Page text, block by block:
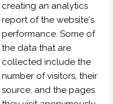
creating an analytics
report of the website's
performance. Some of
the data that are
collected include the
number of visitors, their
source, and the pages